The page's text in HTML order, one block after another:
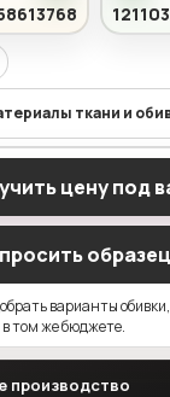
ткани и
цену под
варианты обивки,
том же бюджете.
производство